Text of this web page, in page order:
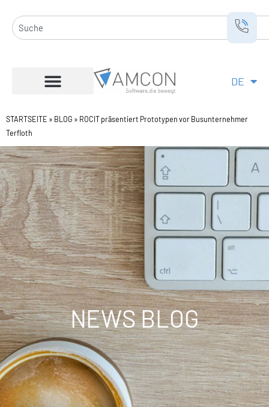
Inhalt
springen
Suche
DE
EN
STARTSEITE » BLOG » ROCIT präsentiert Prototypen vor Busunternehmer
Terfloth
NEWS BLOG